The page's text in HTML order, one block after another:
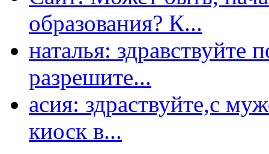
образования? К...
наталья: здравствуйте
разрешите...
асия: здраствуйте,с
киоск в...